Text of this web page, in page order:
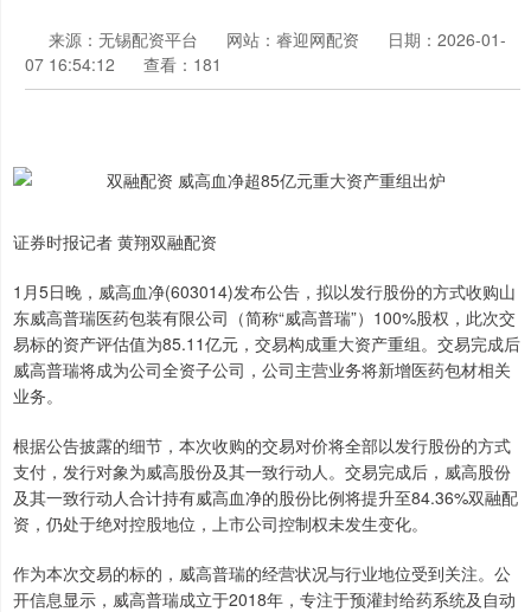
来源：无锡配资平台 网站：睿迎网配资
日期：2026-01-
07 16:54:12
查看：181
证券时报记者 黄翔双融配资
1月5日晚，威高血净(603014)发布公告，拟以发行股份的方式收购山
东威高普瑞医药包装有限公司（简称“威高普瑞”）100%股权，此次交
易标的资产评估值为85.11亿元，交易构成重大资产重组。交易完成后
威高普瑞将成为公司全资子公司，公司主营业务将新增医药包材相关
业务。
根据公告披露的细节，本次收购的交易对价将全部以发行股份的方式
支付，发行对象为威高股份及其一致行动人。交易完成后，威高股份
及其一致行动人合计持有威高血净的股份比例将提升至84.36%双融配
资，仍处于绝对控股地位，上市公司控制权未发生变化。
作为本次交易的标的，威高普瑞的经营状况与行业地位受到关注。公
开信息显示，威高普瑞成立于2018年，专注于预灌封给药系统及自动